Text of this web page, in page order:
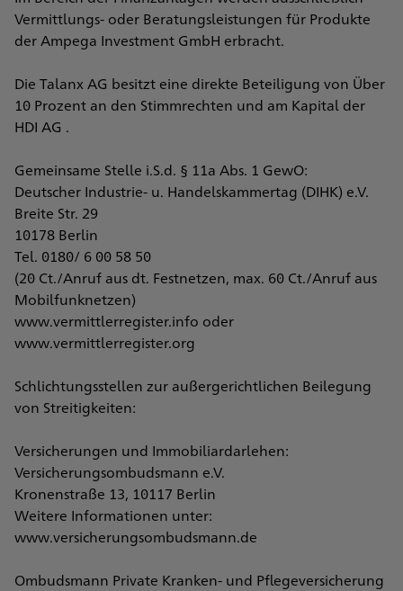
Vermittlungs- oder Beratungsleistungen für Produkte
der Ampega Investment GmbH erbracht.
Die Talanx AG besitzt eine direkte Beteiligung von Über
10 Prozent an den Stimmrechten und am Kapital der
HDI AG .
Gemeinsame Stelle i.S.d. § 11a Abs. 1 GewO:
Deutscher Industrie- u. Handelskammertag (DIHK) e.V.
Breite Str. 29
10178 Berlin
Tel. 0180/ 6 00 58 50
(20 Ct./Anruf aus dt. Festnetzen, max. 60 Ct./Anruf aus
Mobilfunknetzen)
www.vermittlerregister.info oder
www.vermittlerregister.org
Schlichtungsstellen zur außergerichtlichen Beilegung
von Streitigkeiten:
Versicherungen und Immobiliardarlehen:
Versicherungsombudsmann e.V.
Kronenstraße 13, 10117 Berlin
Weitere Informationen unter:
www.versicherungsombudsmann.de
Ombudsmann Private Kranken- und Pflegeversicherung